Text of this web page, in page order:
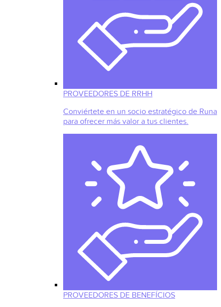
PROVEEDORES DE RRHH
Conviértete en un socio estratégico de Runa
para ofrecer más valor a tus clientes.
PROVEEDORES DE BENEFÍCIOS